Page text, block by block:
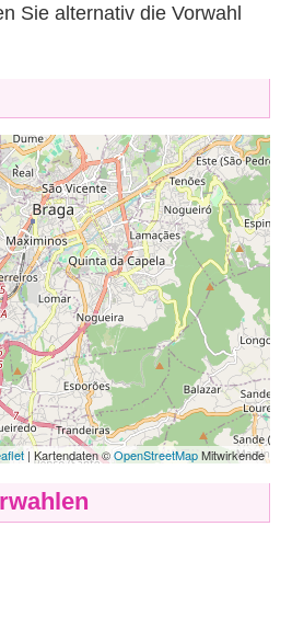
Sie alternativ die Vorwahl